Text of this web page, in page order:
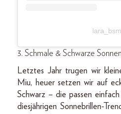
3. Schmale & Schwarze
Letztes Jahr trugen wir
Miu, heuer setzen wir auf
Schwarz – die passen
diesjährigen Sonnebrillen-